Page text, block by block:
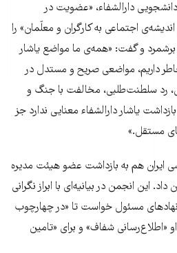
دارالشفاء، «عضویت در
اجتماعی به کارگران و معلّمان» را
و گفت: «همه‌ی ما مواضع یاشار
خاطر داریم، مواضعی صریح و مستدل در
رد سلطنت‌طلبی، مخالفت با جنگ و
یاشار دارالشفاء معنایی ندارد جز
مستقل.»
ایران هم به بازداشت عضو هیئت مدیره
این انجمن در بیانیه‌ای با ابراز نگرانی
نهادهای مسئول خواست تا «در چهارچوب
«اطلاع‌رسانی شفاف» و برای «تامین